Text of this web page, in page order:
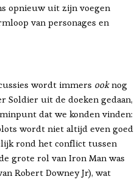
opnieuw uit zijn voegen
van personages en
wordt immers ooknog
Soldier uit de doeken gedaan,
dat we konden vinden:
wordt niet altijd even goed
rond het conflict tussen
grote rol van Iron Man was
Robert Downey Jr), wat